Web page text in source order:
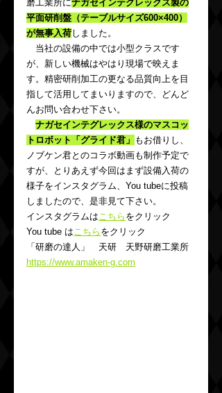
磨工業所にナガセインテグレックス製の
平面研削盤（テーブルサイズ600×400）
が無事入荷しました。
当社の設備の中では小型クラスです
が、新しい機械はやはり現場で映えま
す。精密研削加工の更なる品質向上を目
指して活用してまいりますので、どんど
んお問い合わせ下さい。
ナガセインテグレックス様のマスコッ
トロボット「グライド君」 もお借りし、
ノブケン君とのコラボ動画も制作予定で
すが、とりあえず今回はまず設備入荷の
様子をインスタグラム、You tubeに投稿
しましたので、是非見て下さい。
インスタグラムはこちら をクリック
You tube はこちら をクリック
「研磨の達人」　天研　天野研磨工業所
https://www.amaken-g.com